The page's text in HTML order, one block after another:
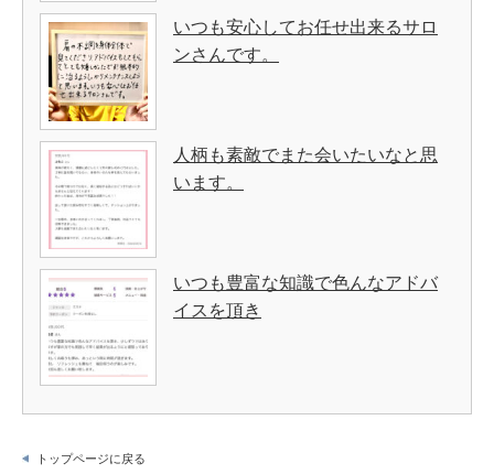
いつも安心してお任せ出来るサロ
ンさんです。
人柄も素敵でまた会いたいなと思
います。
いつも豊富な知識で色んなアドバ
イスを頂き
トップページに戻る